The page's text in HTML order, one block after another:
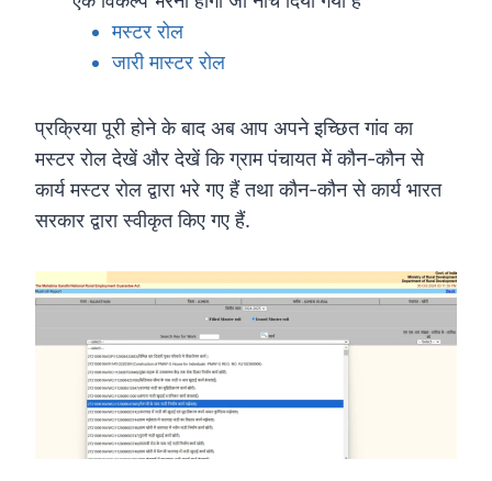
मस्टर रोल
जारी मास्टर रोल
प्रक्रिया पूरी होने के बाद अब आप अपने इच्छित गांव का
मस्टर रोल देखें और देखें कि ग्राम पंचायत में कौन-कौन से
कार्य मस्टर रोल द्वारा भरे गए हैं तथा कौन-कौन से कार्य भारत
सरकार द्वारा स्वीकृत किए गए हैं.